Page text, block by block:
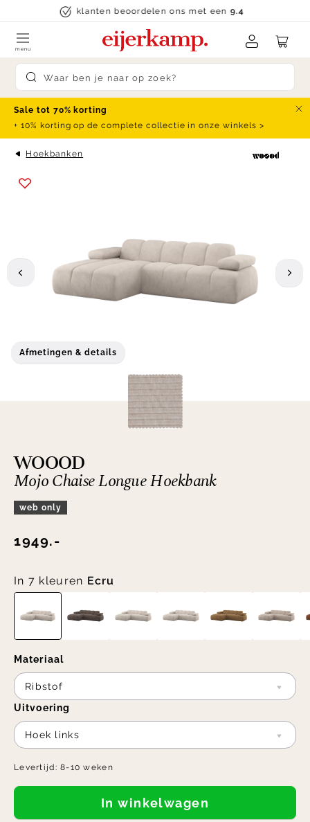
Skip to contentklanten beoordelen ons met een9.4
Submit search
menu
Sale tot 70% korting
+ 10% korting op de complete collectie in onze winkels >
Hoekbanken
Afmetingen & details
WOOOD
Mojo Chaise Longue Hoekbank
web only
1949.-
In 7 kleuren Ecru
Materiaal
Ribstof
Uitvoering
Hoek links
Levertijd:8-10 weken
In winkelwagen